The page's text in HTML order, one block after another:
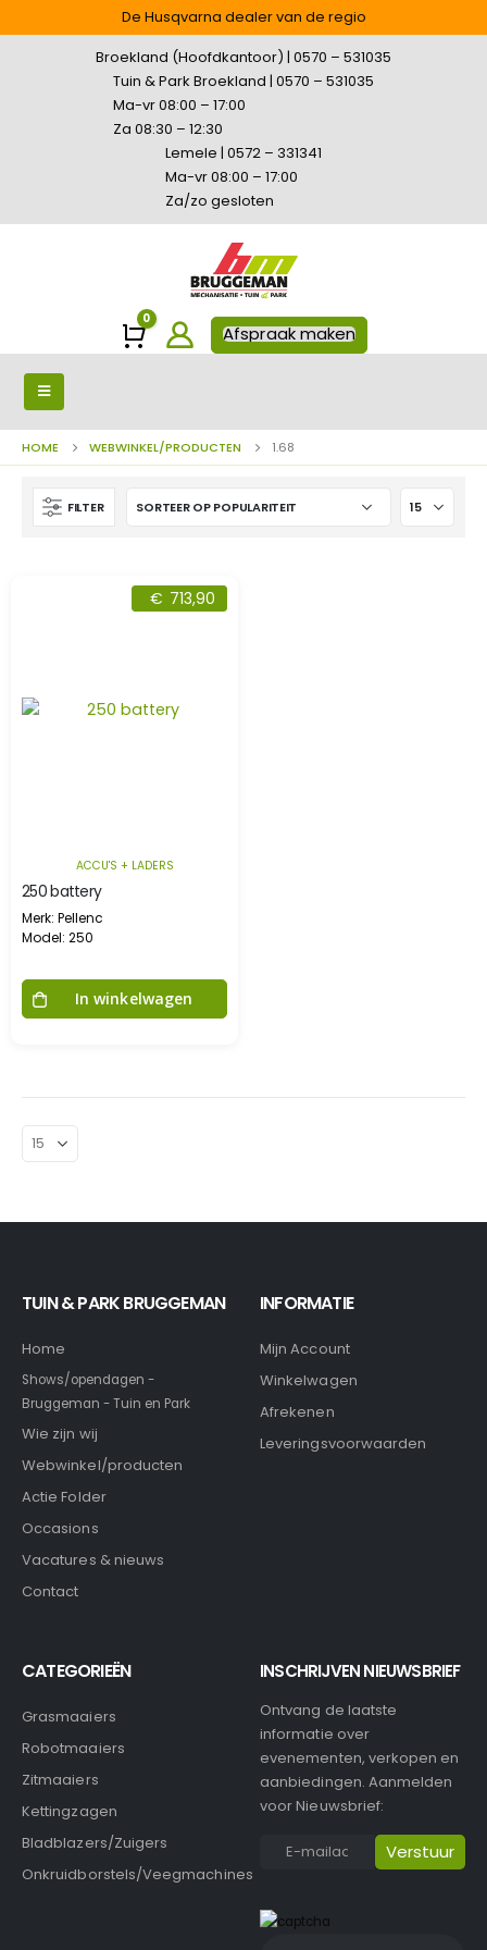
De Husqvarna dealer van de regio
Broekland (Hoofdkantoor) | 0570 – 531035
Tuin & Park Broekland | 0570 – 531035
Ma-vr 08:00 – 17:00
Za 08:30 – 12:30
Lemele | 0572 – 331341
Ma-vr 08:00 – 17:00
Za/zo gesloten
Winkelwagen
0
Afspraak maken
HOME WEBWINKEL/PRODUCTEN 1.68
FILTER
€ 713,90
ACCU'S + LADERS
250 battery
Merk: Pellenc
Model: 250
In winkelwagen
TUIN & PARK BRUGGEMAN
Home
Shows/opendagen -
Bruggeman - Tuin en Park
Wie zijn wij
Webwinkel/producten
Actie Folder
Occasions
Vacatures & nieuws
Contact
INFORMATIE
Mijn Account
Winkelwagen
Afrekenen
Leveringsvoorwaarden
CATEGORIEËN
Grasmaaiers
Robotmaaiers
Zitmaaiers
Kettingzagen
Bladblazers/Zuigers
Onkruidborstels/Veegmachines
INSCHRIJVEN NIEUWSBRIEF
Ontvang de laatste
informatie over
evenementen, verkopen en
aanbiedingen. Aanmelden
voor Nieuwsbrief: